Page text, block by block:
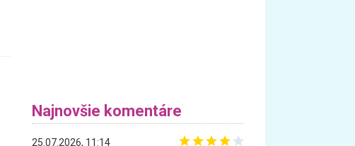
Najnovšie komentáre
25.07.2026, 11:14